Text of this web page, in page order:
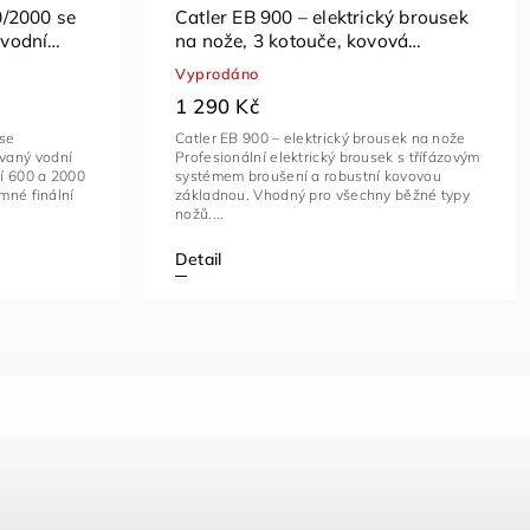
2000 se
vodní
600 a 2000
finální
Catler EB 900 – elektrický brousek
na nože, 3 kotouče, kovová
základna
Vyprodáno
1 290 Kč
Detail
Catler EB 900 – elektrický brousek na nože
Profesionální elektrický brousek s třífázovým
systémem broušení a robustní kovovou
základnou. Vhodný pro všechny běžné typy
nožů....